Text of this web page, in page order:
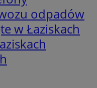
odpadów
w Łaziskach